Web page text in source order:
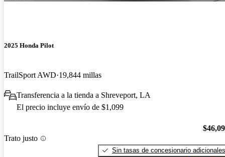
2025 Honda Pilot
TrailSport AWD 19,844 millas
Transferencia a la tienda a Shreveport, LA
El precio incluye envío de $1,099
Trato justo
Sin tasas de concesionario adicionales